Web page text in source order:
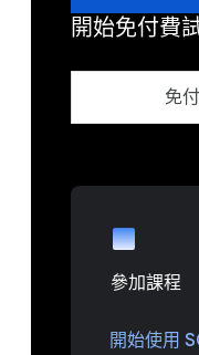
開始免付費
免
參加課程
開始使用